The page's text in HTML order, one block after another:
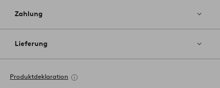
Zahlung
Lieferung
Produktdeklaration